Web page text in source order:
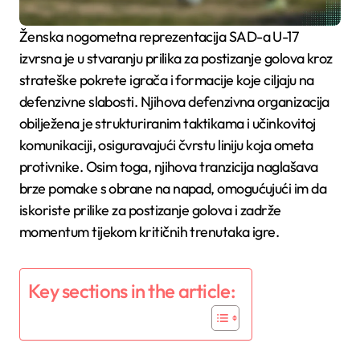
Ženska nogometna reprezentacija SAD-a U-17
izvrsna je u stvaranju prilika za postizanje golova kroz
strateške pokrete igrača i formacije koje ciljaju na
defenzivne slabosti. Njihova defenzivna organizacija
obilježena je strukturiranim taktikama i učinkovitoj
komunikaciji, osiguravajući čvrstu liniju koja ometa
protivnike. Osim toga, njihova tranzicija naglašava
brze pomake s obrane na napad, omogućujući im da
iskoriste prilike za postizanje golova i zadrže
momentum tijekom kritičnih trenutaka igre.
Key sections in the article: